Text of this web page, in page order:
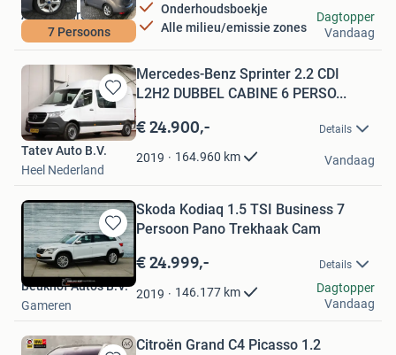
7 Persoons
Onderhoudsboekje
Alle milieu/emissie zones
Auto Q burg
Drachten
Dagtopper
Vandaag
Bewaren
in
Mijn
Favorieten
Mercedes-Benz Sprinter 2.2 CDI
L2H2 DUBBEL CABINE 6 PERSO...
€ 24.900,- Details
2019 164.960 km
Tatev Auto B.V.
Heel Nederland
Vandaag
Bewaren
in
Mijn
Favorieten
Skoda Kodiaq 1.5 TSI Business 7
Persoon Pano Trekhaak Cam
€ 24.999,- Details
2019 146.177 km
Beukhof Auto's B.V.
Gameren
Dagtopper
Vandaag
Citroën Grand C4 Picasso 1.2